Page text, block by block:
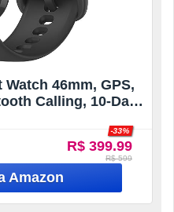
46mm, GPS,
Calling, 10-Day
R$ 399.99
-33%
R$ 599